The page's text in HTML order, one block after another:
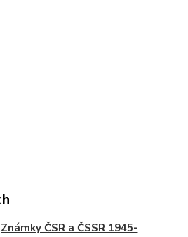
Známky ČSR a ČSSR 1945-